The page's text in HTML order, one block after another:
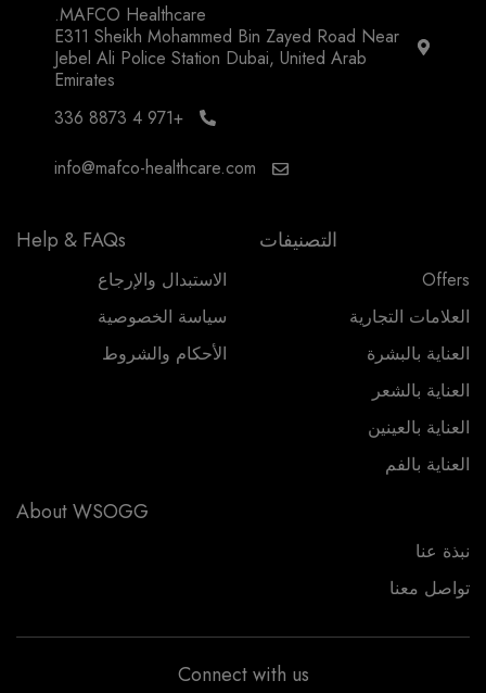
MAFCO Healthcare.
E311 Sheikh Mohammed Bin Zayed Road Near
Jebel Ali Police Station Dubai, United Arab
Emirates
+971 4 8873 336
info@mafco-healthcare.com
التصنيفات
Offers
العلامات التجارية
العناية بالبشرة
العناية بالشعر
العناية بالعينين
العناية بالفم
Help & FAQs
الاستبدال والإرجاع
سياسة الخصوصية
الأحكام والشروط
About WSOGG
نبذة عنا
تواصل معنا
Connect with us